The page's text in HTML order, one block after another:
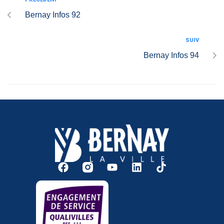
Bernay Infos 92
SUIV
Bernay Infos 94